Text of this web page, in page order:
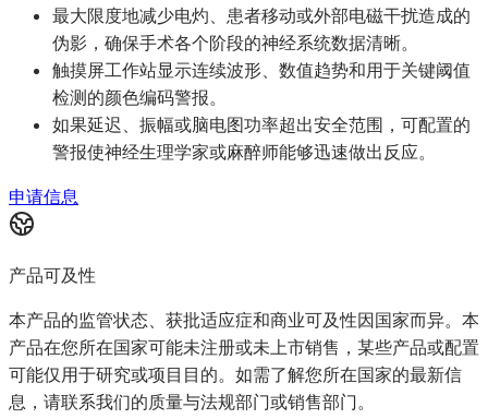
最大限度地减少电灼、患者移动或外部电磁干扰造成的
伪影，确保手术各个阶段的神经系统数据清晰。
触摸屏工作站显示连续波形、数值趋势和用于关键阈值
检测的颜色编码警报。
如果延迟、振幅或脑电图功率超出安全范围，可配置的
警报使神经生理学家或麻醉师能够迅速做出反应。
申请信息
产品可及性
本产品的监管状态、获批适应症和商业可及性因国家而异。本
产品在您所在国家可能未注册或未上市销售，某些产品或配置
可能仅用于研究或项目目的。如需了解您所在国家的最新信
息，请联系我们的质量与法规部门或销售部门。